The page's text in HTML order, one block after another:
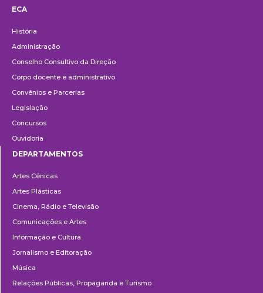
ECA
História
Administração
Conselho Consultivo da Direção
Corpo docente e administrativo
Convênios e Parcerias
Legislação
Concursos
Ouvidoria
DEPARTAMENTOS
Artes Cênicas
Artes Plásticas
Cinema, Rádio e Televisão
Comunicações e Artes
Informação e Cultura
Jornalismo e Editoração
Música
Relações Públicas, Propaganda e Turismo